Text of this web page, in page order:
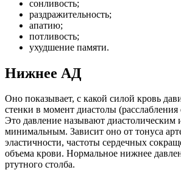
сонливость;
раздражительность;
апатию;
потливость;
ухудшение памяти.
Нижнее АД
Оно показывает, с какой силой кровь
стенки в момент диастолы
Это давление называют диастолическим
минимальным. Зависит оно от тонуса
эластичности, частоты сердечных
объема крови. Нормальное нижнее
ртутного столба.